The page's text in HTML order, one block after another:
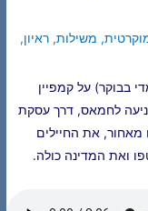
, משילות, ראיון,
בבוקר) על קמפיין
לחמאס, דרך עסקת
את החיילים
ואת המדינה כולה.